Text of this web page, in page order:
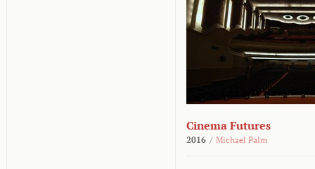
Cinema Futures
2016 / Michael Palm